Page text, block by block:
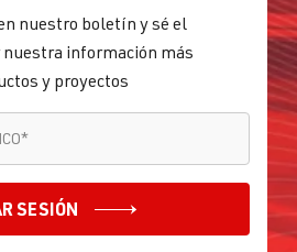
nuestro boletín y sé el
nuestra información más
y proyectos
*
SESIÓN